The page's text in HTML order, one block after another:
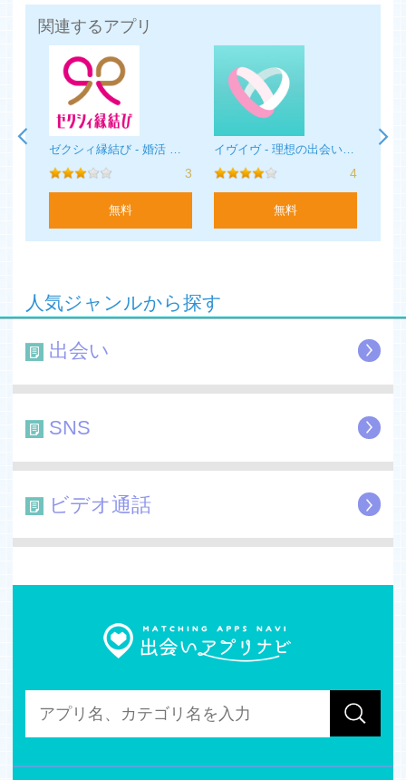
【こんな人にオススメ】
・安心安全に恋活アプリを使って出会いたい方
・恋愛を楽しみたい人
・はじめてマッチングアプリを始める方
・大好きな趣味があって、そこから出会いを探している方
・合コンや街コンよりお金を節約して出会いたい方
・週末や仕事おわりなどにデートに行きたい方
・恋人がほしい！と真剣に婚活がしたい方
・通勤時間や通学時間などスキマ時間で婚活がしたい方
■有料会員プランについて
ッセージ送信機能が自由にご利用いただけます。
- 1ヶ月プラン：3900円（税込）
- 6ヶ月プラン：17400円（税込）
金をご用意しております。
す。
課金されます。
順番で設定画面へ進み、自動継続をオフにすることが可能
わった後にキャンセル処理が行われます。
・有料会員になる際は、キャンペーン等で提供された無料
関連するアプリ
3
無料
4
無料
人気ジャンルから探す
出会い
SNS
ビデオ通話